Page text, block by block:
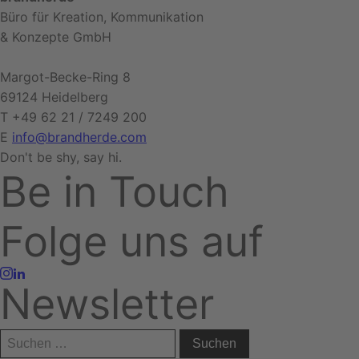
Büro für Kreation, Kommunikation
& Konzepte GmbH
Margot-Becke-Ring 8
69124 Heidelberg
T +49 62 21 / 7249 200
E info@brandherde.com
Don't be shy, say hi.
Be in Touch
Folge uns auf
Newsletter
Suchen